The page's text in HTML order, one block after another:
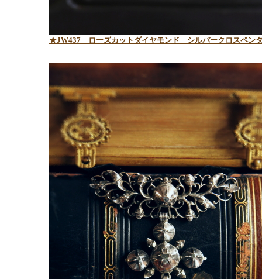
★JW437 ローズカットダイヤモンド シルバークロスペン